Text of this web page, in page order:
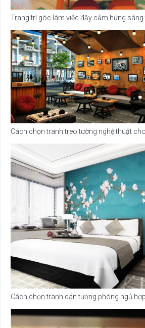
Trang trí góc làm việc đầy cảm hứng sáng
Cách chọn tranh treo tường nghệ thuật
Cách chọn tranh dán tường phòng ngủ